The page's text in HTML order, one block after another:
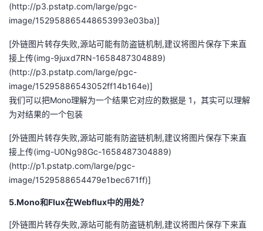
(http://p3.pstatp.com/large/pgc-
image/152958865448653993e03ba)]
[外链图片转存失败,源站可能有防盗链机制,建议将图片保存下来直
接上传(img-9juxd7RN-1658487304889)
(http://p3.pstatp.com/large/pgc-
image/15295886543052ff14b164e)]
我们可以把Mono理解为一个结果它对应的数据是 1，其实可以理解
为对结果的一个包装
[外链图片转存失败,源站可能有防盗链机制,建议将图片保存下来直
接上传(img-U0Ng98Gc-1658487304889)
(http://p1.pstatp.com/large/pgc-
image/1529588654479e1bec671ff)]
5.Mono和Flux在Webflux中的用处？
[外链图片转存失败,源站可能有防盗链机制,建议将图片保存下来直